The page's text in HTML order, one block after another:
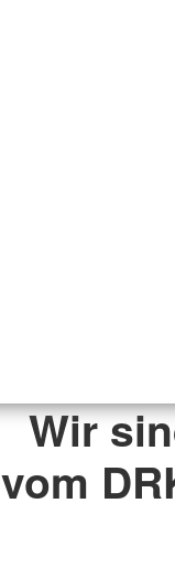
Wir
vom